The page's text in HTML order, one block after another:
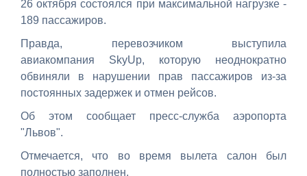
26 октября состоялся при максимальной нагрузке -
189 пассажиров.
Правда, перевозчиком выступила
авиакомпания SkyUp, которую неоднократно
обвиняли в нарушении прав пассажиров из-за
постоянных задержек и отмен рейсов.
Об этом сообщает пресс-служба аэропорта
"Львов".
Отмечается, что во время вылета салон был
полностью заполнен.